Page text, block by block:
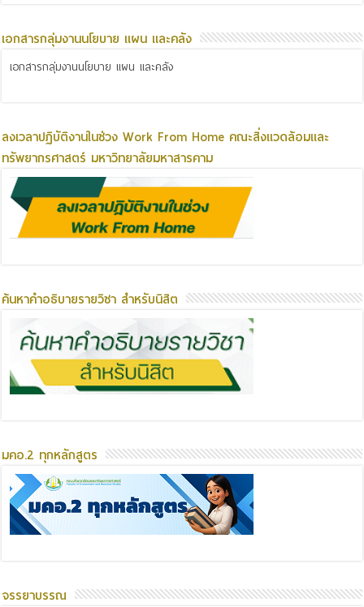
เอกสารกลุ่มงานนโยบาย แผน และคลัง
เอกสารกลุ่มงานนโยบาย แผน และคลัง
ลงเวลาปฏิบัติงานในช่วง Work From Home คณะสิ่งแวดล้อมและ
ทรัพยากรศาสตร์ มหาวิทยาลัยมหาสารคาม
ค้นหาคำอธิบายรายวิชา สำหรับนิสิต
มคอ.2 ทุกหลักสูตร
จรรยาบรรณ